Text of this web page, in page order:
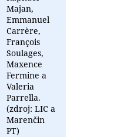
Majan,
Emmanuel
Carrère,
François
Soulages,
Maxence
Fermine a
Valeria
Parrella.
(zdroj: LIC a
Marenčin
PT)